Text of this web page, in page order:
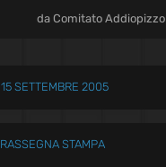
daComitato Addiopizzo
15 SETTEMBRE 2005
RASSEGNA STAMPA